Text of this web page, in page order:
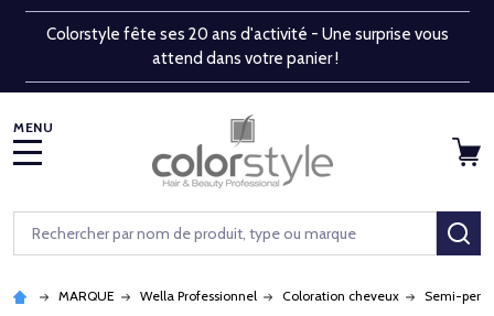
Colorstyle fête ses 20 ans d'activité - Une surprise vous
attend dans votre panier !
Rechercher
MARQUE Wella Professionnel Coloration cheveux Semi-